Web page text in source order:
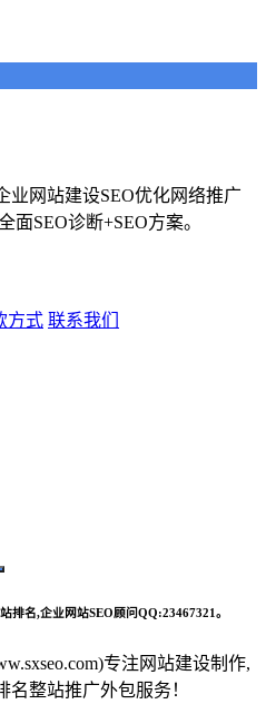
业网站建设SEO优化网络推广
面SEO诊断+SEO方案。
方式 联系我们
排名,企业网站SEO顾问QQ:23467321。
专注网站建设制作,
名整站推广外包服务！